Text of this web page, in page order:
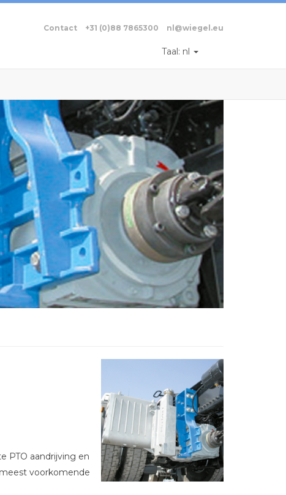
Contact +31 (0)88 7865300 nl@wiegel.eu
Taal: nl
PTO aandrijving en
voorkomende